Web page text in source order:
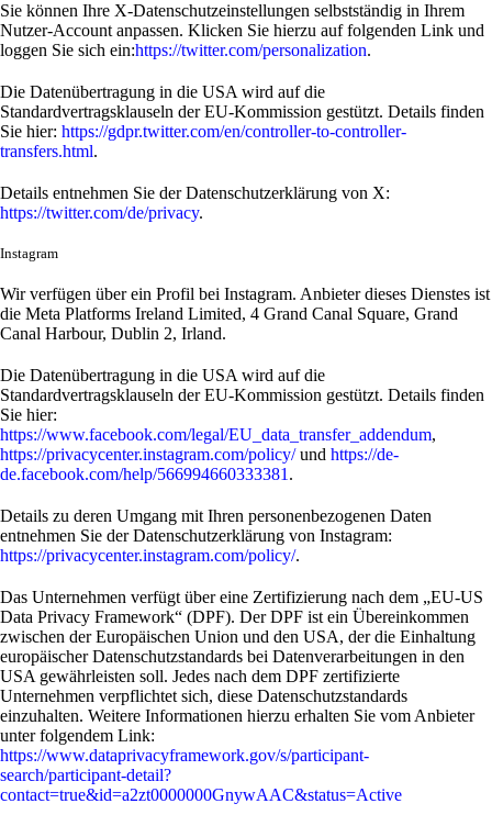
Sie können Ihre X-Datenschutzeinstellungen selbstständig in Ihrem
Nutzer-Account anpassen. Klicken Sie hierzu auf folgenden Link und
loggen Sie sich ein:https://twitter.com/personalization.
Die Datenübertragung in die USA wird auf die
Standardvertragsklauseln der EU-Kommission gestützt. Details finden
Sie hier: https://gdpr.twitter.com/en/controller-to-controller-
transfers.html.
Details entnehmen Sie der Datenschutzerklärung von X:
https://twitter.com/de/privacy.
Instagram
Wir verfügen über ein Profil bei Instagram. Anbieter dieses Dienstes ist
die Meta Platforms Ireland Limited, 4 Grand Canal Square, Grand
Canal Harbour, Dublin 2, Irland.
Die Datenübertragung in die USA wird auf die
Standardvertragsklauseln der EU-Kommission gestützt. Details finden
Sie hier:
https://www.facebook.com/legal/EU_data_transfer_addendum,
https://privacycenter.instagram.com/policy/und https://de-
de.facebook.com/help/566994660333381 .
Details zu deren Umgang mit Ihren personenbezogenen Daten
entnehmen Sie der Datenschutzerklärung von Instagram:
https://privacycenter.instagram.com/policy/.
Das Unternehmen verfügt über eine Zertifizierung nach dem „EU-US
Data Privacy Framework“ (DPF). Der DPF ist ein Übereinkommen
zwischen der Europäischen Union und den USA, der die Einhaltung
europäischer Datenschutzstandards bei Datenverarbeitungen in den
USA gewährleisten soll. Jedes nach dem DPF zertifizierte
Unternehmen verpflichtet sich, diese Datenschutzstandards
einzuhalten. Weitere Informationen hierzu erhalten Sie vom Anbieter
unter folgendem Link:
https://www.dataprivacyframework.gov/s/participant-
search/participant-detail?
contact=true&id=a2zt0000000GnywAAC&status=Active